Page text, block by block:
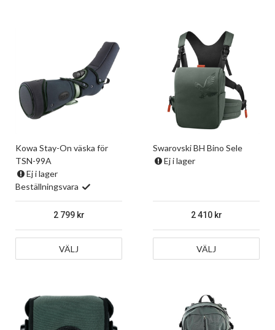
Kowa Stay-On väska för
TSN-99A
Ej i lager
Beställningsvara
2 799
VÄLJ
Swarovski BH Bino Sele
Ej i lager
2 410
VÄLJ